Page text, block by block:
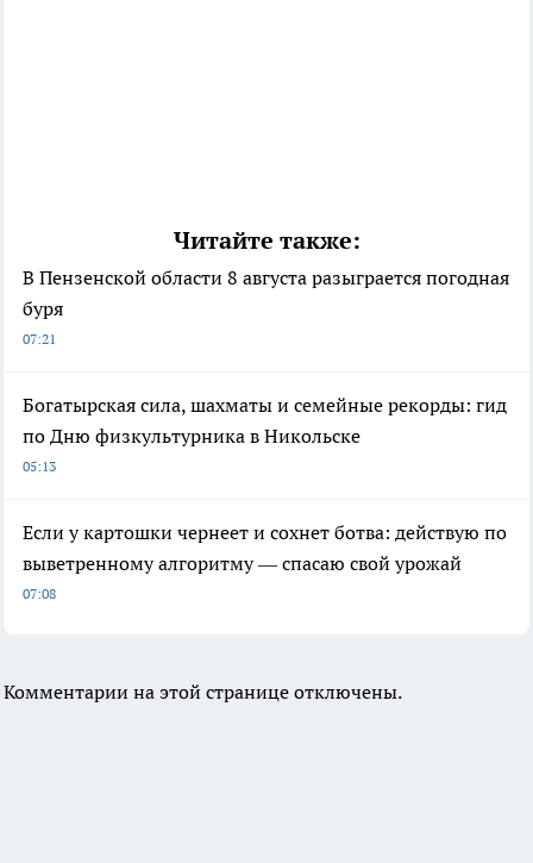
Читайте также:
В Пензенской области 8 августа разыграется погодная
буря
07:21
Богатырская сила, шахматы и семейные рекорды: гид
по Дню физкультурника в Никольске
05:13
Если у картошки чернеет и сохнет ботва: действую по
выветренному алгоритму — спасаю свой урожай
07:08
Комментарии на этой странице отключены.